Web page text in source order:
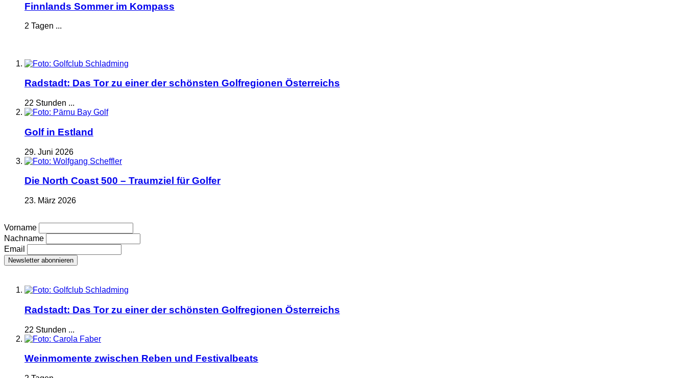
Finnlands Sommer im Kompass
2 Tagen ...
Radstadt: Das Tor zu einer der schönsten Golfregionen Österreichs
22 Stunden ...
Golf in Estland
29. Juni 2026
Die North Coast 500 – Traumziel für Golfer
23. März 2026
Vorname
Nachname
Email
Radstadt: Das Tor zu einer der schönsten Golfregionen Österreichs
22 Stunden ...
Weinmomente zwischen Reben und Festivalbeats